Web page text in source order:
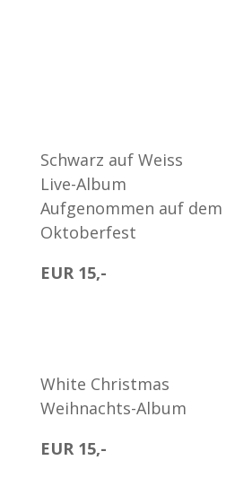
Schwarz auf Weiss
Live-Album
Aufgenommen auf
Oktoberfest
EUR 15,-
White Christmas
Weihnachts-Album
EUR 15,-